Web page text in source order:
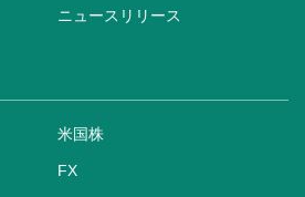
ニュースリリース
米国株
FX